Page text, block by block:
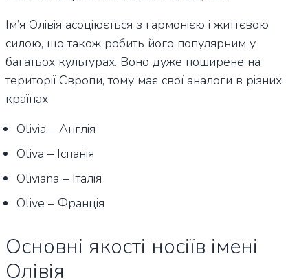
Ім’я Олівія асоціюється з гармонією і життєвою
силою, що також робить його популярним у
багатьох культурах. Воно дуже поширене на
території Європи, тому має свої аналоги в різних
країнах:
Olivia – Англія
Oliva – Іспанія
Oliviana – Італія
Olive – Франція
Основні якості носіїв імені
Олівія